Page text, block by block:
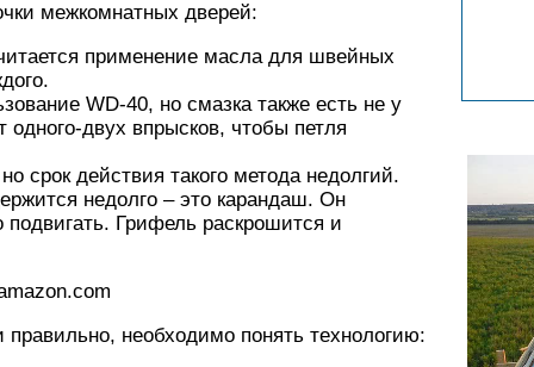
межкомнатных дверей:
применение масла для швейных
WD-40, но смазка также есть не у
двух впрысков, чтобы петля
срок действия такого метода недолгий.
недолго – это карандаш. Он
Грифель раскрошится и
необходимо понять технологию: